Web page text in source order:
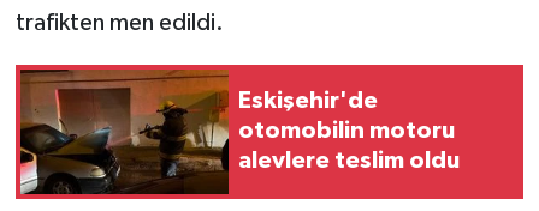
trafikten men edildi.
Eskişehir'de
otomobilin motoru
alevlere teslim oldu